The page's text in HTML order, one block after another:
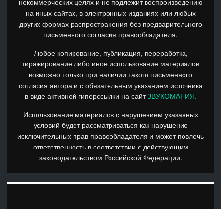
на иных сайтах, в электронных изданиях или любых
других формах распространения без предварительного
письменного согласия правообладателя.
Любое копирование, публикация, переработка,
тиражирование либо иное использование материалов
возможно только при наличии такого письменного
согласия автора и с обязательным указанием источника
в виде активной гиперссылки на сайтЗВУКОМАНИЯ.
Использование материалов с нарушением указанных
условий будет рассматриваться как нарушение
исключительных прав правообладателя и может повлечь
ответственность в соответствии с действующим
законодательством Российской Федерации.